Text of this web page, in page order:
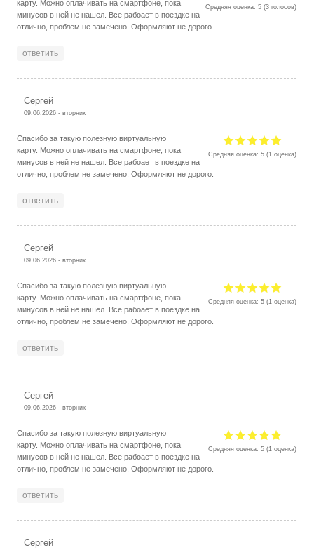
Средняя оценка:5 (3 голосов)
карту. Можно оплачивать на смартфоне, пока
минусов в ней не нашел. Все рабоает в поездке на
отлично, проблем не замечено. Оформляют не дорого.
ответить
Сергей
09.06.2026 - вторник
Средняя оценка:5 (1 оценка)
Спасибо за такую полезную виртуальную
карту. Можно оплачивать на смартфоне, пока
минусов в ней не нашел. Все рабоает в поездке на
отлично, проблем не замечено. Оформляют не дорого.
ответить
Сергей
09.06.2026 - вторник
Средняя оценка:5 (1 оценка)
Спасибо за такую полезную виртуальную
карту. Можно оплачивать на смартфоне, пока
минусов в ней не нашел. Все рабоает в поездке на
отлично, проблем не замечено. Оформляют не дорого.
ответить
Сергей
09.06.2026 - вторник
Средняя оценка:5 (1 оценка)
Спасибо за такую полезную виртуальную
карту. Можно оплачивать на смартфоне, пока
минусов в ней не нашел. Все рабоает в поездке на
отлично, проблем не замечено. Оформляют не дорого.
ответить
Сергей